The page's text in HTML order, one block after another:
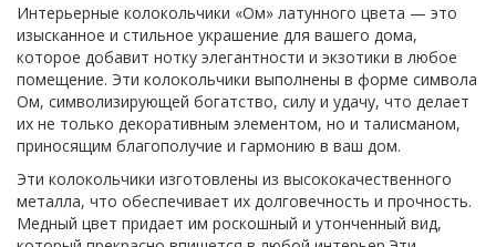
Интерьерные колокольчики «Ом» латунного цвета — это
изысканное и стильное украшение для вашего дома,
которое добавит нотку элегантности и экзотики в любое
помещение. Эти колокольчики выполнены в форме символа
Ом, символизирующей богатство, силу и удачу, что делает
их не только декоративным элементом, но и талисманом,
приносящим благополучие и гармонию в ваш дом.
Эти колокольчики изготовлены из высококачественного
металла, что обеспечивает их долговечность и прочность.
Медный цвет придает им роскошный и утонченный вид,